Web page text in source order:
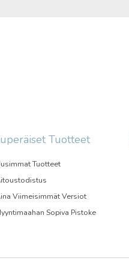
Tuotteet
Tuotteet
Viimeisimmät Versiot
Sopiva Pistoke